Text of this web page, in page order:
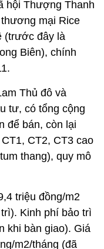
hội Thượng Thanh
mại Rice
(trước đây là
Biên), chính
Thủ đô và
tư, có tổng cộng
để bán, còn lại
CT2, CT3 cao
thang), quy mô
triệu đồng/m2
Kinh phí bảo trì
khi bàn giao). Giá
m2/tháng (đã